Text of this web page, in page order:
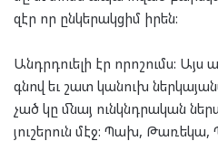
զէր որ ըն­կե­րակ­ցիմ իրեն:
Անդրդ­ուե­լի էր որո­շումս:
գնով եւ շատ կա­նուխ
չած կը մնայ ունկնդ­րա­կան
յու­շե­րուն մէջ: Պախ,